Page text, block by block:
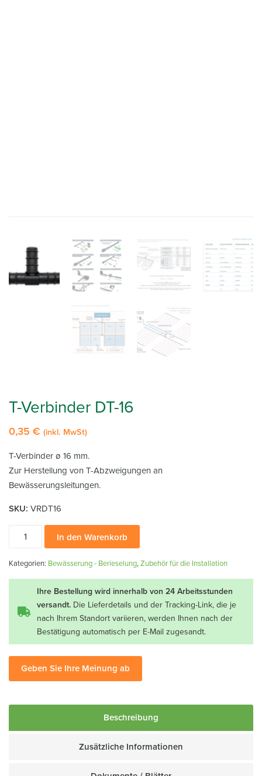
T-Verbinder DT-16
0,35 € (inkl. MwSt)
T-Verbinder ø 16 mm.
Zur Herstellung von T-Abzweigungen an
Bewässerungsleitungen.
SKU: VRDT16
Verbinder
DT-
In den Warenkorb
Kategorien: Bewässerung - Berieselung,Zubehör für die Installation
Ihre Bestellung wird innerhalb von 24 Arbeitsstunden
versandt. Die Lieferdetails und der Tracking-Link, die je
nach Ihrem Standort variieren, werden Ihnen nach der
Bestätigung automatisch per E-Mail zugesandt.
Geben Sie Ihre Meinung ab
Beschreibung
Zusätzliche Informationen